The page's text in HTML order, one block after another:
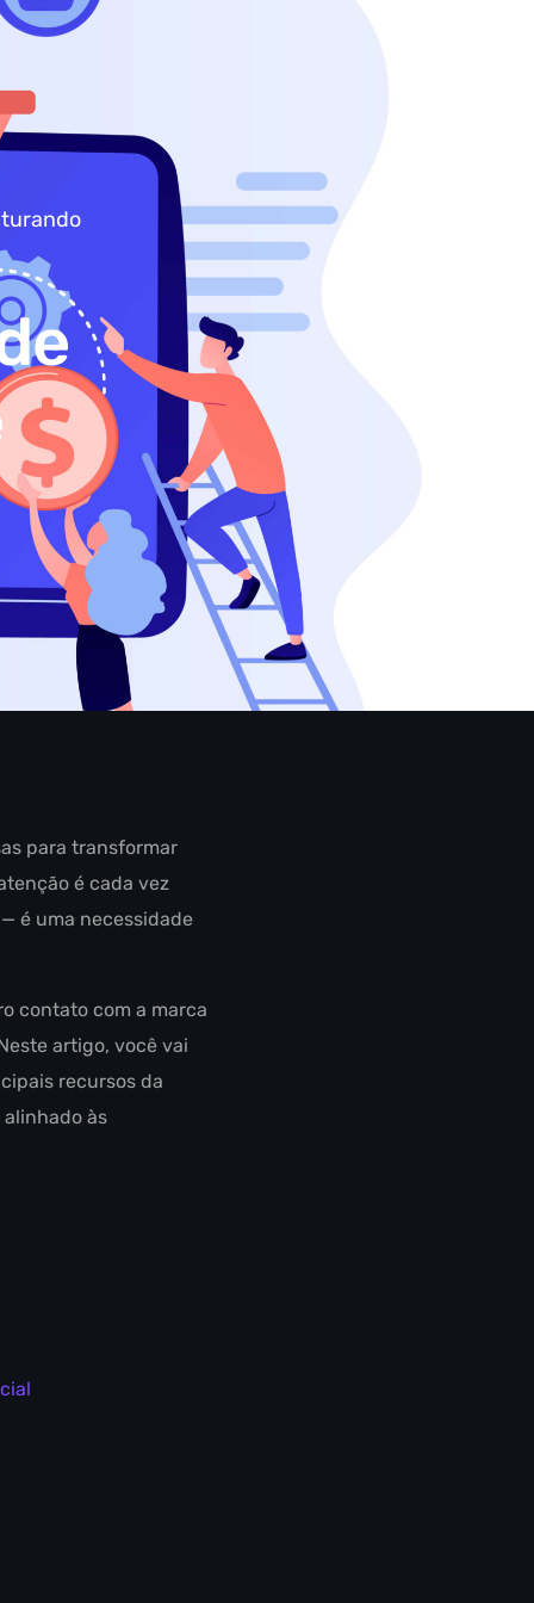
para transformar
é cada vez
é uma necessidade
contato com a marca
artigo, você vai
recursos da
às